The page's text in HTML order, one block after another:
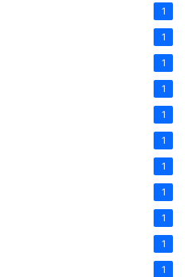
1
1
1
1
1
1
1
1
1
1
1